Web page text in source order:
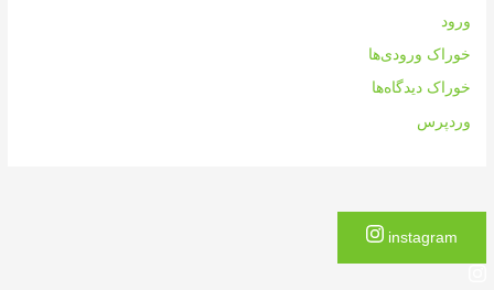
ورود
خوراک ورودی‌ها
خوراک دیدگاه‌ها
وردپرس
instagram